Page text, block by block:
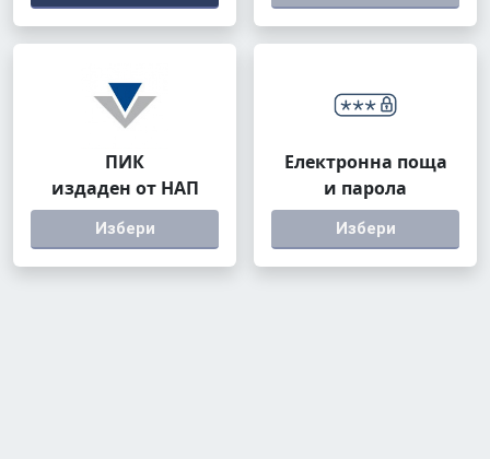
ПИК
издаден от НАП
Избери
Електронна поща
и парола
Избери